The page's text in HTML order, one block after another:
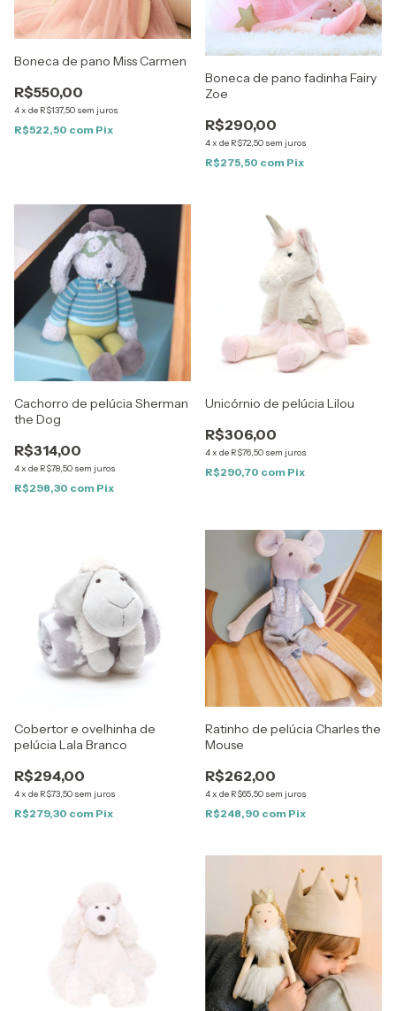
Boneca de pano Miss Carmen
R$550,00
4x de R$137,50 sem juros
R$522,50 com Pix
Boneca de pano fadinha Fairy
Zoe
R$290,00
4x de R$72,50 sem juros
R$275,50 com Pix
Cachorro de pelúcia Sherman
the Dog
R$314,00
4x de R$78,50 sem juros
R$298,30 com Pix
Unicórnio de pelúcia Lilou
R$306,00
4x de R$76,50 sem juros
R$290,70 com Pix
Cobertor e ovelhinha de
pelúcia Lala Branco
R$294,00
4x de R$73,50 sem juros
R$279,30 com Pix
Ratinho de pelúcia Charles the
Mouse
R$262,00
4x de R$65,50 sem juros
R$248,90 com Pix